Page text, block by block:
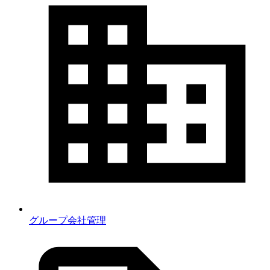
グループ会社管理